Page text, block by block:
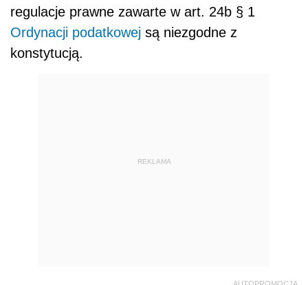
regulacje prawne zawarte w art. 24b § 1
Ordynacji podatkowej są niezgodne z
konstytucją.
REKLAMA